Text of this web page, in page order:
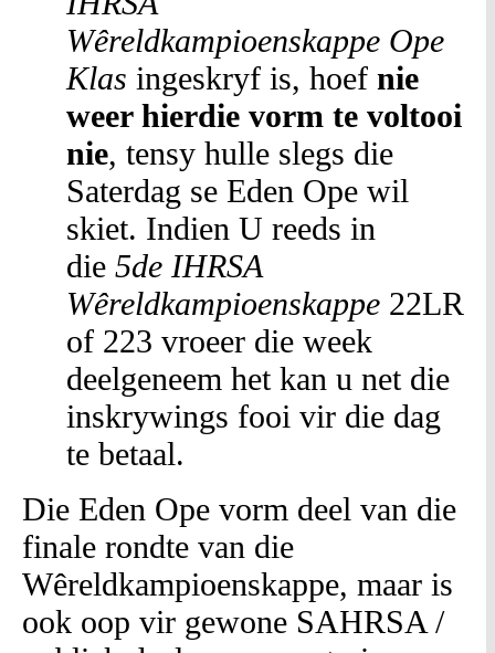
Wêreldkampioenskappe Ope
Klas ingeskryf is, hoef nie
weer hierdie vorm te voltooi
nie, tensy hulle slegs die
Saterdag se Eden Ope wil
skiet. Indien U reeds in
die 5de IHRSA
Wêreldkampioenskappe 22LR
of 223 vroeer die week
deelgeneem het kan u net die
inskrywings fooi vir die dag
te betaal.
Die Eden Ope vorm deel van die
finale rondte van die
Wêreldkampioenskappe, maar is
ook oop vir gewone SAHRSA /